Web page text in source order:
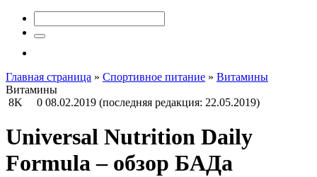
Главная страница » Спортивное питание » Витамины
Витамины
8K
0 08.02.2019 (последняя редакция: 22.05.2019)
Universal Nutrition Daily
Formula – обзор БАДа